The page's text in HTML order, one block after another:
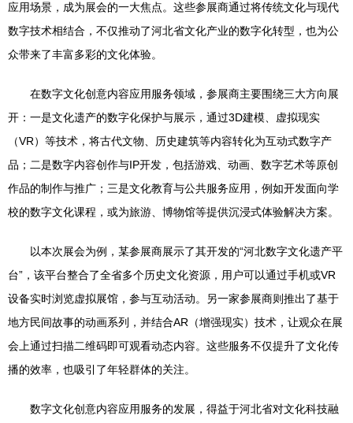
应用场景，成为展会的一大焦点。这些参展商通过将传统文化与现代
数字技术相结合，不仅推动了河北省文化产业的数字化转型，也为公
众带来了丰富多彩的文化体验。
在数字文化创意内容应用服务领域，参展商主要围绕三大方向展
开：一是文化遗产的数字化保护与展示，通过3D建模、虚拟现实
（VR）等技术，将古代文物、历史建筑等内容转化为互动式数字产
品；二是数字内容创作与IP开发，包括游戏、动画、数字艺术等原创
作品的制作与推广；三是文化教育与公共服务应用，例如开发面向学
校的数字文化课程，或为旅游、博物馆等提供沉浸式体验解决方案。
以本次展会为例，某参展商展示了其开发的“河北数字文化遗产平
台”，该平台整合了全省多个历史文化资源，用户可以通过手机或VR
设备实时浏览虚拟展馆，参与互动活动。另一家参展商则推出了基于
地方民间故事的动画系列，并结合AR（增强现实）技术，让观众在展
会上通过扫描二维码即可观看动态内容。这些服务不仅提升了文化传
播的效率，也吸引了年轻群体的关注。
数字文化创意内容应用服务的发展，得益于河北省对文化科技融